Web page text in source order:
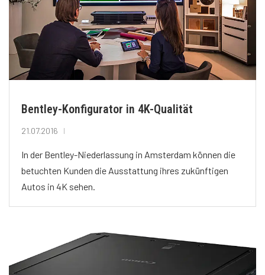
Bentley-Konfigurator in 4K-Qualität
21.07.2016
In der Bentley-Niederlassung in Amsterdam können die
betuchten Kunden die Ausstattung ihres zukünftigen
Autos in 4K sehen.